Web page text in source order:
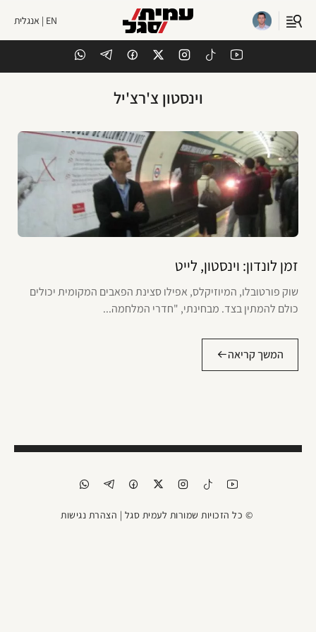
EN | אנגלית
וינסטון צ'רצ'יל
זמן לונדון: וינסטון, לייט
שוק פורטובלו, המיוזיקלס, אפילו סצינת הפאבים המקומית יכולים
כולם להמתין בצד. מבחינתי, "חדרי המלחמה...
המשך קריאה
© כל הזכויות שמורות לעמית סגל | הצהרת נגישות